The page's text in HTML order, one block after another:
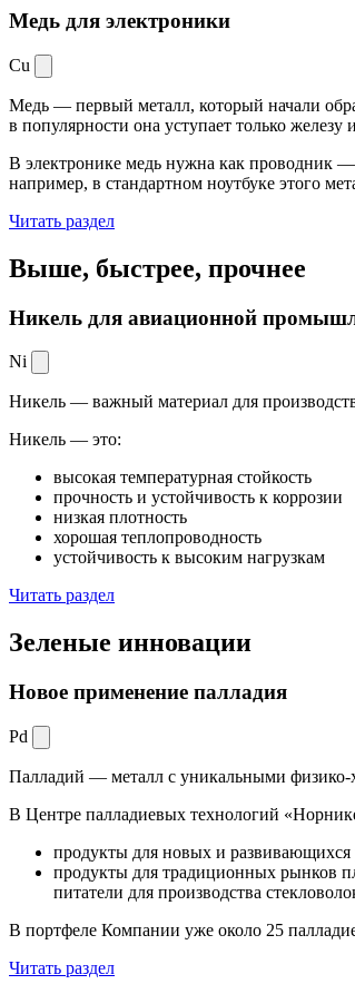
Медь для электроники
Cu
Медь — первый металл, который начали
в популярности она уступает только
В электронике медь нужна как проводник
например, в стандартном ноутбуке этого
Читать раздел
Выше, быстрее, прочнее
Никель для авиационной
Ni
Никель — важный материал для
Никель — это:
высокая температурная стойкость
прочность и устойчивость к коррозии
низкая плотность
хорошая теплопроводность
устойчивость к высоким нагрузкам
Читать раздел
Зеленые инновации
Новое применение палладия
Pd
Палладий — металл с уникальными физико-
В Центре палладиевых технологий
продукты для новых и развивающихся
продукты для традиционных рынков
питатели для производства
В портфеле Компании уже около 25
Читать раздел